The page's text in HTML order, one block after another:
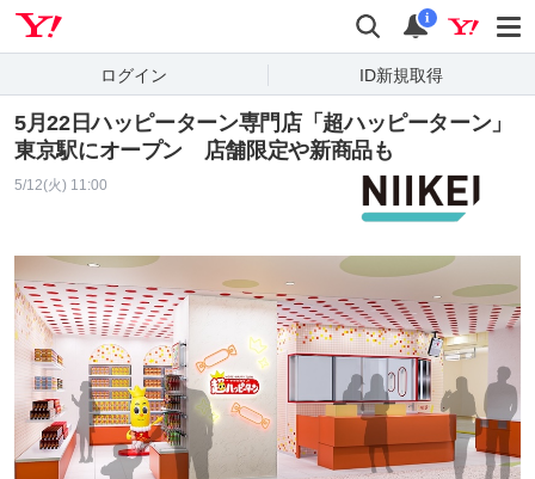
検索 通知
i
ログイン ID新規取得
5月22日ハッピーターン専門店「超ハッピーターン」
東京駅にオープン 店舗限定や新商品も
5/12(火) 11:00